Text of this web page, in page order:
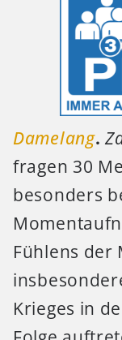
Damelang.
fragen 30
besonders
Fühlens der
Krieges in